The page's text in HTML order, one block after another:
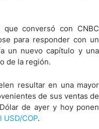
conversó con CNBC
para responder con un
un nuevo capítulo y una
de la región.
resultar en una mayor
de sus ventas de
de ayer y hoy ponen
COP.